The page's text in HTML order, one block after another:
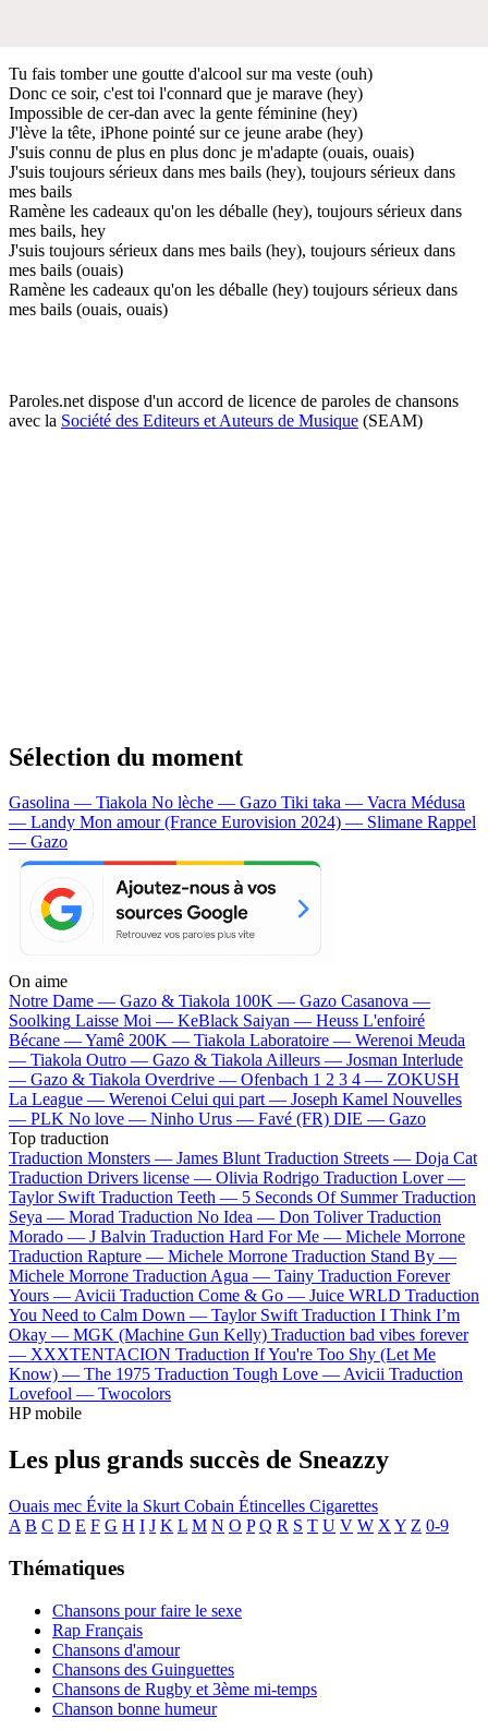
Tu fais tomber une goutte d'alcool sur ma veste (ouh)
Donc ce soir, c'est toi l'connard que je marave (hey)
Impossible de cer-dan avec la gente féminine (hey)
J'lève la tête, iPhone pointé sur ce jeune arabe (hey)
J'suis connu de plus en plus donc je m'adapte (ouais, ouais)
J'suis toujours sérieux dans mes bails (hey), toujours sérieux dans
mes bails
Ramène les cadeaux qu'on les déballe (hey), toujours sérieux dans
mes bails, hey
J'suis toujours sérieux dans mes bails (hey), toujours sérieux dans
mes bails (ouais)
Ramène les cadeaux qu'on les déballe (hey) toujours sérieux dans
mes bails (ouais, ouais)
Paroles.net dispose d'un accord de licence de paroles de chansons
avec la Société des Editeurs et Auteurs de Musique (SEAM)
Sélection du moment
Gasolina — Tiakola No lèche — Gazo Tiki taka — Vacra Médusa
— Landy Mon amour (France Eurovision 2024) — Slimane Rappel
— Gazo
On aime
Notre Dame — Gazo & Tiakola 100K — Gazo Casanova —
Soolking Laisse Moi — KeBlack Saiyan — Heuss L'enfoiré
Bécane —Yamê 200K — Tiakola Laboratoire — Werenoi Meuda
— Tiakola Outro — Gazo & TiakolaAilleurs — Josman Interlude
— Gazo & Tiakola Overdrive — Ofenbach 1 2 3 4 — ZOKUSH
La League — Werenoi Celui qui part — Joseph Kamel Nouvelles
— PLK No love — Ninho Urus — Favé (FR) DIE — Gazo
Top traduction
Traduction Monsters — James Blunt Traduction Streets — Doja Cat
Traduction Drivers license — Olivia Rodrigo Traduction Lover —
Taylor Swift Traduction Teeth — 5 Seconds Of Summer Traduction
Seya — Morad Traduction No Idea — Don Toliver Traduction
Morado — J Balvin Traduction Hard For Me — Michele Morrone
Traduction Rapture — Michele Morrone Traduction Stand By —
Michele Morrone Traduction Agua — Tainy Traduction Forever
Yours —Avicii Traduction Come & Go — Juice WRLD Traduction
You Need to Calm Down — Taylor Swift Traduction I Think I’m
Okay — MGK (Machine Gun Kelly) Traduction bad vibes forever
— XXXTENTACION Traduction If You're Too Shy (Let Me
Know) — The 1975 Traduction Tough Love —Avicii Traduction
Lovefool — Twocolors
HP mobile
Les plus grands succès de Sneazzy
Ouais mec Évite la Skurt Cobain Étincelles Cigarettes
A B C D E F G H I J K L M N O P Q R S T U V W X Y Z 0-9
Thématiques
Chansons pour faire le sexe
Rap Français
Chansons d'amour
Chansons des Guinguettes
Chansons de Rugby et 3ème mi-temps
Chanson bonne humeur